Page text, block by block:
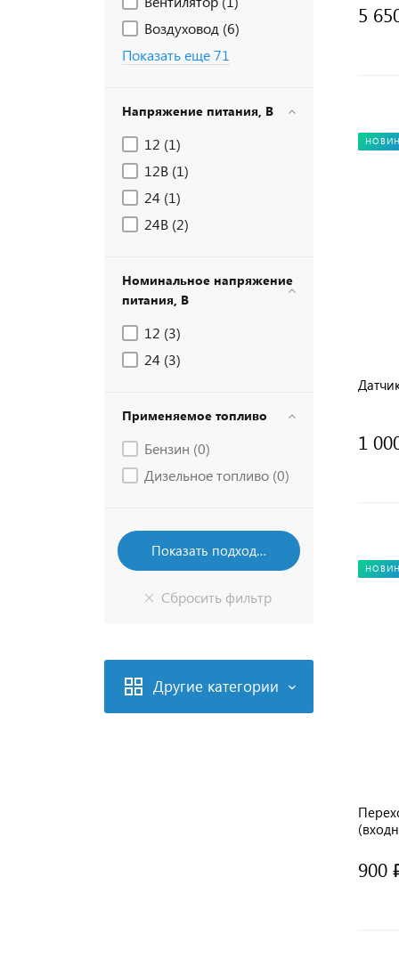
Воздуховод (6)
Показать еще 71
Напряжение питания, В
12 (1)
12В (1)
24 (1)
24В (2)
Номинальное напряжение
питания, В
12 (3)
24 (3)
Применяемое топливо
Бензин (0)
Дизельное топливо (0)
Другие категории
5
1
900